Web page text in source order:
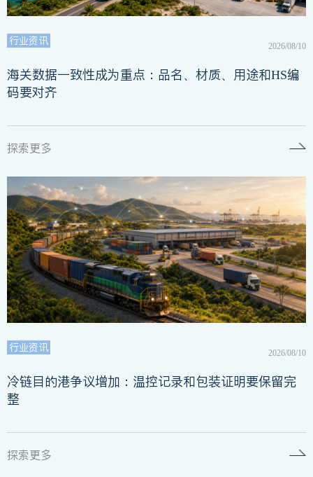
2026/08/10
行业资讯
海关数据一致性成为重点：品名、材质、用途和HS编
码要对齐
探索更多
2026/08/10
行业资讯
冷链目的港争议增加：温控记录和包装证明要保留完
整
探索更多